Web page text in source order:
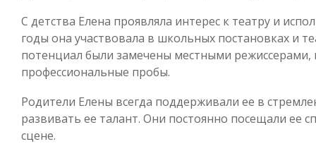
С детства Елена проявляла интерес к театру и
годы она участвовала в школьных постановках и
потенциал были замечены местными режиссерами,
профессиональные пробы.
Родители Елены всегда поддерживали ее в
развивать ее талант. Они постоянно посещали ее
сцене.